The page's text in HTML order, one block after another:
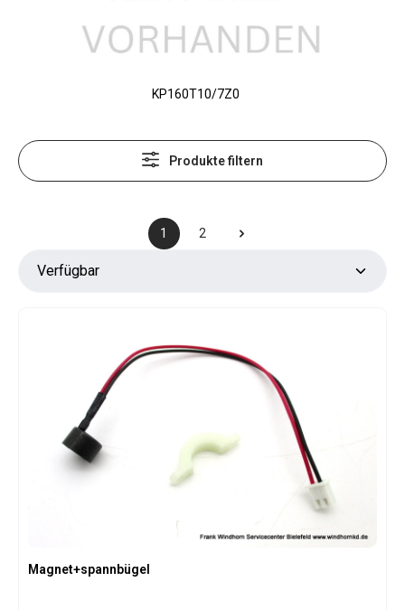
KP160T10/7Z0
Produkte filtern
Seite
1
Seite
2
Magnet+spannbügel